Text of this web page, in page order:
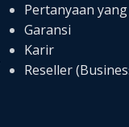
Pertanyaan
Garansi
Karir
Reseller